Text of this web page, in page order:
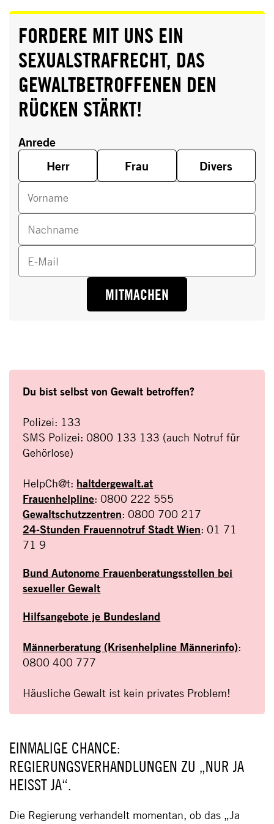
FORDERE MIT UNS EIN
SEXUALSTRAFRECHT, DAS
GEWALTBETROFFENEN DEN
RÜCKEN STÄRKT!
Anrede
Herr
Frau Divers
Vorname
Nachname
E-Mail
MITMACHEN
Du bist selbst von Gewalt betroffen?
Polizei: 133
SMS Polizei: 0800 133 133 (auch Notruf für
Gehörlose)
HelpCh@t: haltdergewalt.at
Frauenhelpline: 0800 222 555
Gewaltschutzzentren: 0800 700 217
24-Stunden Frauennotruf Stadt Wien: 01 71
71 9
Bund Autonome Frauenberatungsstellen bei
sexueller Gewalt
Hilfsangebote je Bundesland
Männerberatung (Krisenhelpline Männerinfo):
0800 400 777
Häusliche Gewalt ist kein privates Problem!
EINMALIGE CHANCE:
REGIERUNGSVERHANDLUNGEN ZU „NUR JA
HEISST JA“.
Die Regierung verhandelt momentan, ob das „Ja